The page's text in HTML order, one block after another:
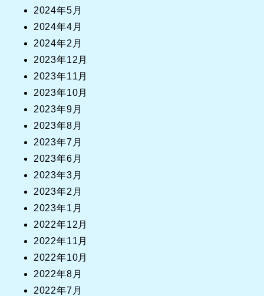
2024年5月
2024年4月
2024年2月
2023年12月
2023年11月
2023年10月
2023年9月
2023年8月
2023年7月
2023年6月
2023年3月
2023年2月
2023年1月
2022年12月
2022年11月
2022年10月
2022年8月
2022年7月